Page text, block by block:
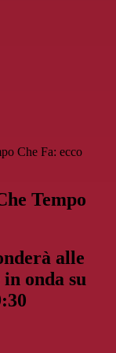
Che Fa: ecco
Tempo
alle
onda su